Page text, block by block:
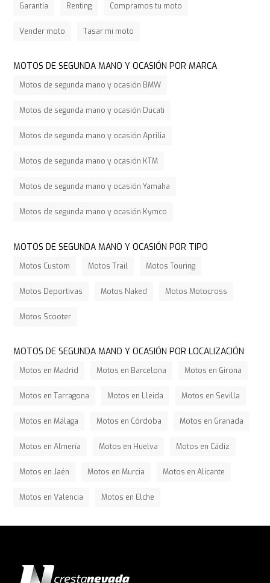
Garantía Renting Compramos tu moto
Vender moto Tasar mi moto
MOTOS DE SEGUNDA MANO Y OCASIÓN POR MARCA
Motos de segunda mano y ocasión BMW
Motos de segunda mano y ocasión Ducati
Motos de segunda mano y ocasión Aprilia
Motos de segunda mano y ocasión KTM
Motos de segunda mano y ocasión Yamaha
Motos de segunda mano y ocasión Kymco
MOTOS DE SEGUNDA MANO Y OCASIÓN POR TIPO
Motos Custom Motos Trail Motos Touring
Motos Deportivas Motos Naked Motos Motocross
Motos Scooter
MOTOS DE SEGUNDA MANO Y OCASIÓN POR LOCALIZACIÓN
Motos en Madrid Motos en Barcelona Motos en Girona
Motos en Tarragona Motos en Lleida Motos en Sevilla
Motos en Málaga Motos en Córdoba Motos en Granada
Motos en Almería Motos en Huelva Motos en Cádiz
Motos en Jaén Motos en Murcia Motos en Alicante
Motos en Valencia Motos en Elche